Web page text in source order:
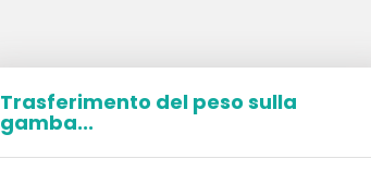
Trasferimento del peso sulla
gamba...